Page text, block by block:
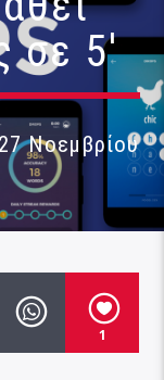
σε 5′
Νοεμβρίου
1